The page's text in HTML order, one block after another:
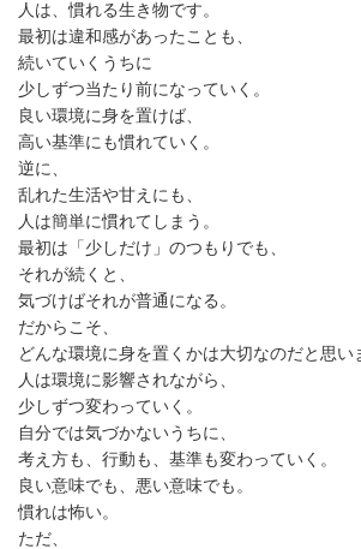
人は、慣れる生き物です。
最初は違和感があったことも、
続いていくうちに
少しずつ当たり前になっていく。
良い環境に身を置けば、
高い基準にも慣れていく。
逆に、
乱れた生活や甘えにも、
人は簡単に慣れてしまう。
最初は「少しだけ」のつもりでも、
それが続くと、
気づけばそれが普通になる。
だからこそ、
どんな環境に身を置くかは大切なのだと思い
人は環境に影響されながら、
少しずつ変わっていく。
自分では気づかないうちに、
考え方も、行動も、基準も変わっていく。
良い意味でも、悪い意味でも。
慣れは怖い。
ただ、